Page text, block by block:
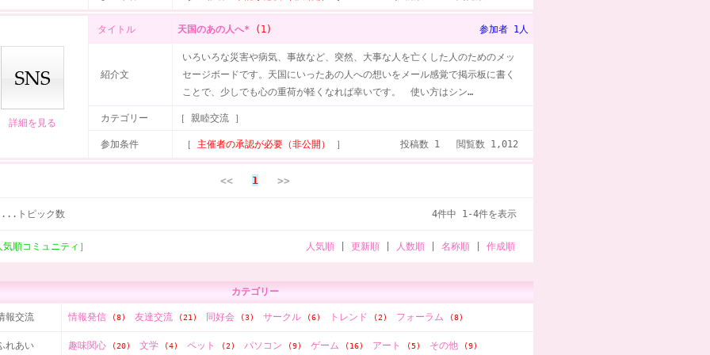
詳細を見る
タイトル 参加者 1人
天国のあの人へ* (1)
紹介文
いろいろな災害や病気、事故など、突然、大事な人を亡くした人のためのメッ
セージボードです。天国にいったあの人への想いをメール感覚で掲示板に書く
ことで、少しでも心の重荷が軽くなれば幸いです。 使い方はシン…
カテゴリー ［ 親睦交流 ］
参加条件 投稿数 1 閲覧数 1,012
［ 主催者の承認が必要（非公開） ］
<< 1 >>
4件中 1-4件を表示
...トピック数
人気順 更新順 人数順 名称順 作成順
気順コミュニティ］
カテゴリー
報交流 情報発信 (8) 友達交流 (21) 同好会 (3) サークル (6) トレンド (2) フォーラム (8)
れあい 趣味関心 (20) 文学 (4) ペット (2) パソコン (9) ゲーム (16) アート (5) その他 (9)